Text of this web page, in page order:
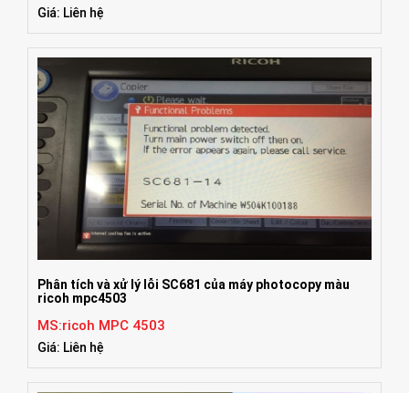
Giá: Liên hệ
Phân tích và xử lý lỗi SC681 của máy photocopy màu
ricoh mpc4503
MS:ricoh MPC 4503
Giá: Liên hệ